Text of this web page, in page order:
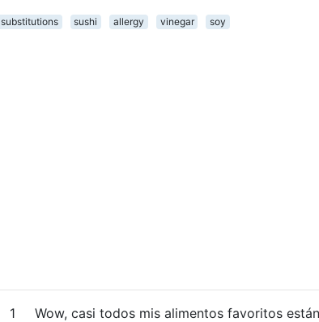
substitutions sushi allergy vinegar soy
1
Wow, casi todos mis alimentos favoritos